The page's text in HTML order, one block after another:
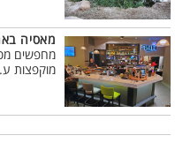
מאסיה
מחפשים
מוקפצות